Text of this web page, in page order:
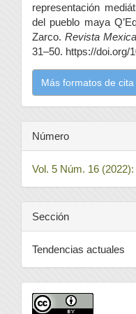
representación
del pueblo maya
Zarco. Revista
31–50. https://doi.org/
Más formatos de cita
Número
Vol. 5 Núm. 16
Sección
Tendencias actuales